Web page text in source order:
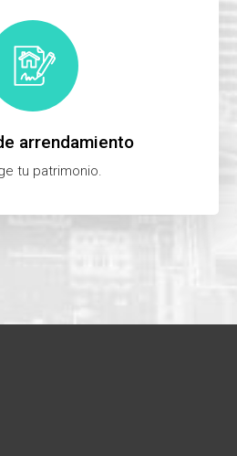
arrendamiento
tu patrimonio.